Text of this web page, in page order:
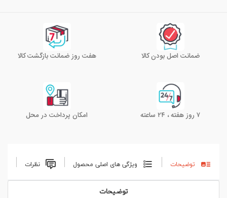
ضمانت اصل بودن کالا هفت روز ضمانت بازگشت کالا
۷ روز هفته ، ۲۴ ساعته امکان پرداخت در محل
توضیحات ویژگی های اصلی محصول نظرات
توضیحات